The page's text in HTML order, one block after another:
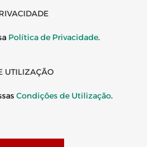
Política de Privacidade.
UTILIZAÇÃO
Condições de Utilização.